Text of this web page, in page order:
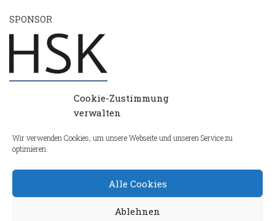
Cookie-Zustimmung
verwalten
Wir verwenden Cookies, um unsere Webseite und unseren Service zu
optimieren.
Alle Cookies
Ablehnen
SPONSOR